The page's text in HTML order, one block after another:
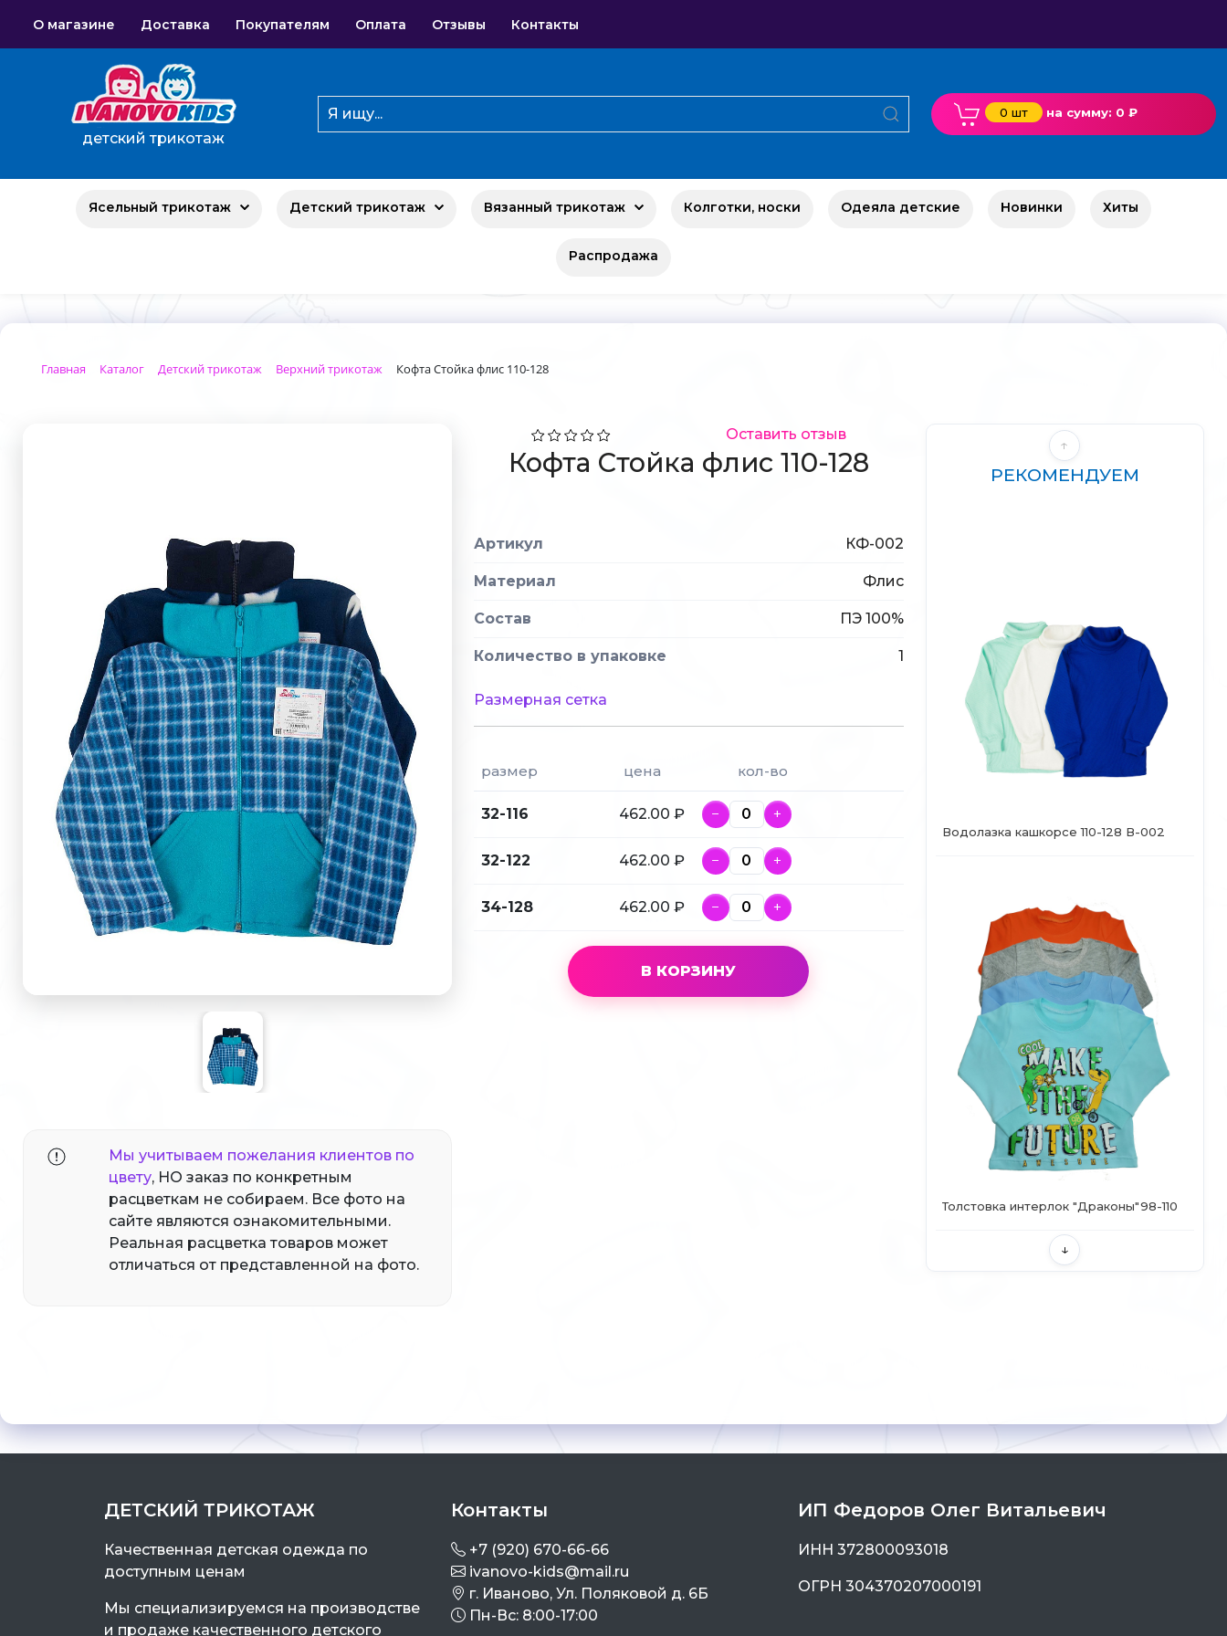
О магазине Доставка Покупателям Оплата Отзывы Контакты
детский трикотаж
0 шт на сумму: 0 ₽
Ясельный трикотаж Детский трикотаж Вязанный трикотаж Колготки, носки Одеяла детские Новинки Хиты
Распродажа
Главная Каталог Детский трикотаж Верхний трикотаж Кофта Стойка флис 110-128
Мы учитываем пожелания клиентов по
цвету, НО заказ по конкретным
расцветкам не собираем. Все фото на
сайте являются ознакомительными.
Реальная расцветка товаров может
отличаться от представленной на фото.
Оставить отзыв
Кофта Стойка флис 110-128
Артикул КФ-002
Материал Флис
Состав ПЭ 100%
Количество в упаковке 1
Размерная сетка
размер цена кол-во
32-116 462.00 ₽ − +
32-122 462.00 ₽ − +
34-128 462.00 ₽ − +
В КОРЗИНУ
РЕКОМЕНДУЕМ
↑
↓
Водолазка кашкорсе 110-128 В-002
Толстовка интерлок "Драконы"98-110
ДЕТСКИЙ ТРИКОТАЖ
Качественная детская одежда по
доступным ценам
Мы специализируемся на производстве
и продаже качественного детского
Контакты
+7 (920) 670-66-66
ivanovo-kids@mail.ru
г. Иваново, Ул. Поляковой д. 6Б
Пн-Вс: 8:00-17:00
ИП Федоров Олег Витальевич
ИНН 372800093018
ОГРН 304370207000191